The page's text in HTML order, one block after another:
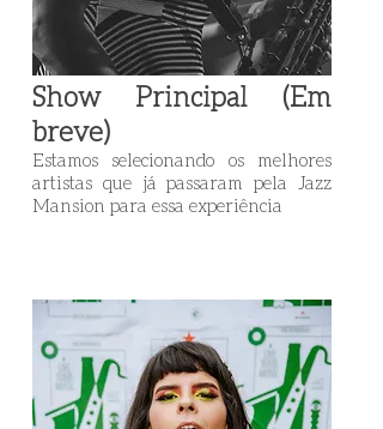
Show Principal (Em
breve)
Estamos selecionando os melhores
artistas que já passaram pela Jazz
Mansion para essa experiência